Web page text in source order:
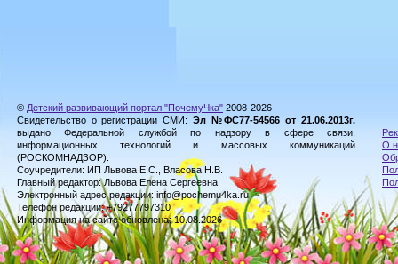
© Детский развивающий портал "ПочемуЧка" 2008-2026
Свидетельство о регистрации СМИ: Эл №ФС77-54566 от 21.06.2013г.
выдано Федеральной службой по надзору в сфере связи,
информационных технологий и массовых коммуникаций
(РОСКОМНАДЗОР).
Соучредители: ИП Львова Е.С., Власова Н.В.
Главный редактор: Львова Елена Сергеевна
Электронный адрес редакции: info@pochemu4ka.ru
Телефон редакции: +79277797310
Информация на сайте обновлена: 10.08.2026
О